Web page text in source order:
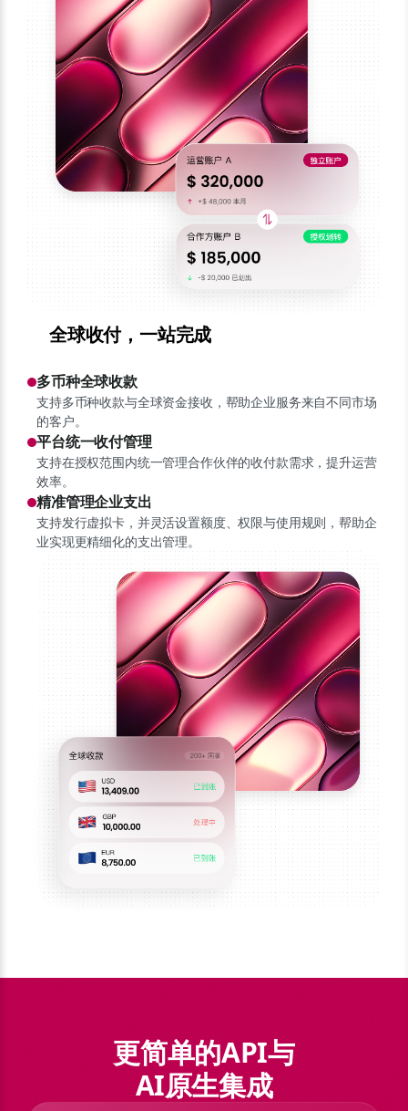
全球收付，一站完成
多币种全球收款
支持多币种收款与全球资金接收，帮助企业服务来自不同市场
的客户。
平台统一收付管理
支持在授权范围内统一管理合作伙伴的收付款需求，提升运营
效率。
精准管理企业支出
支持发行虚拟卡，并灵活设置额度、权限与使用规则，帮助企
业实现更精细化的支出管理。
更简单的API与
AI原生集成